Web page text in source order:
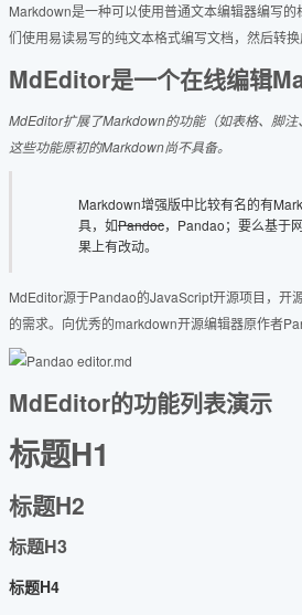
Markdown是一种可以使用普通文本编辑器编写
们使用易读易写的纯文本格式编写文档，然后转
MdEditor是一个在线编辑
MdEditor扩展了Markdown的功能（如表格、脚
这些功能原初的Markdown尚不具备。
Markdown增强版中比较有名的有
具，如Pandoc，Pandao；要么基于
果上有改动。
MdEditor源于Pandao的JavaScript开源项目，开
的需求。向优秀的markdown开源编辑器原作者
MdEditor的功能列表演示
标题H1
标题H2
标题H3
标题H4